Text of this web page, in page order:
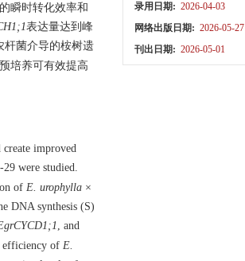
瞬时转化效率和
表达量达到峰
杆菌介导的桉树遗
培养可有效提高
create improved
29 were studied.
of E. urophylla ×
DNA synthesis (S)
, and
efficiency of E.
录用日期: 2026-04-03
网络出版日期: 2026-05-27
刊出日期: 2026-05-01